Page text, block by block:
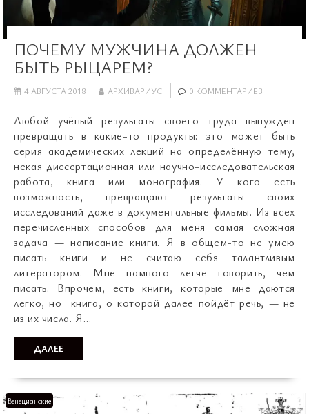
ПОЧЕМУ МУЖЧИНА ДОЛЖЕН
БЫТЬ РЫЦАРЕМ?
4 АВГУСТА 2018 АРХИВАРИУС 0 КОММЕНТАРИЕВ
Любой учёный результаты своего труда вынужден
превращать в какие-то продукты: это может быть
серия академических лекций на определённую тему,
некая диссертационная или научно-исследовательская
работа, книга или монография. У кого есть
возможность, превращают результаты своих
исследований даже в документальные фильмы. Из всех
перечисленных способов для меня самая сложная
задача — написание книги. Я в общем-то не умею
писать книги и не считаю себя талантливым
литератором. Мне намного легче говорить, чем
писать. Впрочем, есть книги, которые мне даются
легко, но книга, о которой далее пойдёт речь, — не
из их числа. Я…
ДАЛЕЕ
Венецианские